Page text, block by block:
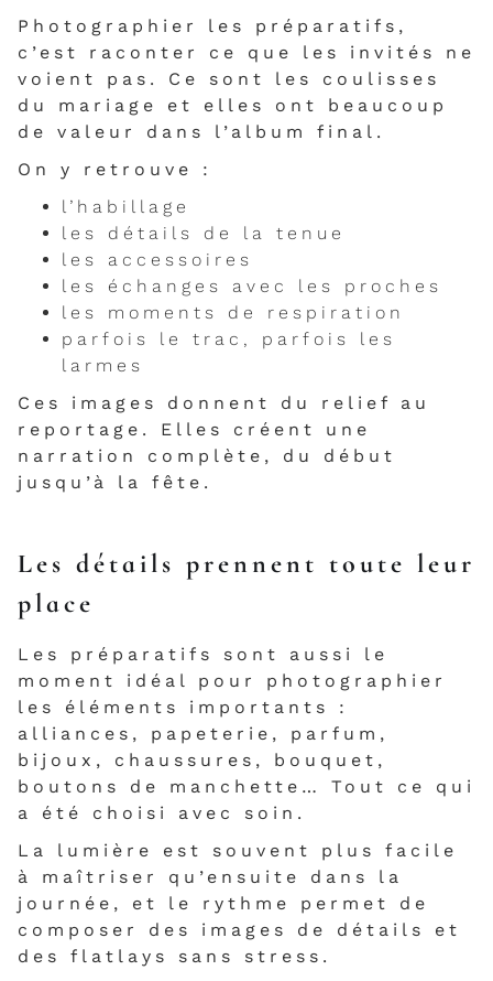
Photographier les préparatifs,
c’est raconter ce que les invités ne
voient pas. Ce sont les coulisses
du mariage et elles ont beaucoup
de valeur dans l’album final.
On y retrouve :
l’habillage
les détails de la tenue
les accessoires
les échanges avec les proches
les moments de respiration
parfois le trac, parfois les
larmes
Ces images donnent du relief au
reportage. Elles créent une
narration complète, du début
jusqu’à la fête.
Les détails prennent toute leur
place
Les préparatifs sont aussi le
moment idéal pour photographier
les éléments importants :
alliances, papeterie, parfum,
bijoux, chaussures, bouquet,
boutons de manchette… Tout ce qui
a été choisi avec soin.
La lumière est souvent plus facile
à maîtriser qu’ensuite dans la
journée, et le rythme permet de
composer des images de détails et
des flatlays sans stress.